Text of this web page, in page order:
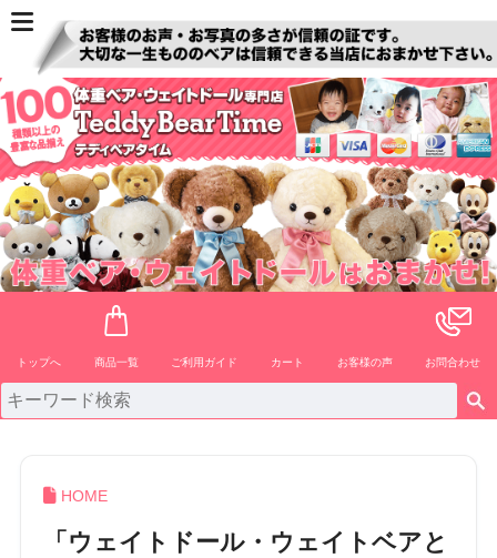
トップへ 商品一覧 ご利用ガイド カート お客様の声 お問合わせ
HOME
「ウェイトドール・ウェイトベアと
ジト
ップ
へ